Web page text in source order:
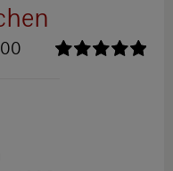
Preisspanne: